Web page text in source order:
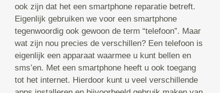
ook zijn dat het een smartphone reparatie betreft.
Eigenlijk gebruiken we voor een smartphone
tegenwoordig ook gewoon de term “telefoon”. Maar
wat zijn nou precies de verschillen? Een telefoon is
eigenlijk een apparaat waarmee u kunt bellen en
sms’en. Met een smartphone heeft u ook toegang
tot het internet. Hierdoor kunt u veel verschillende